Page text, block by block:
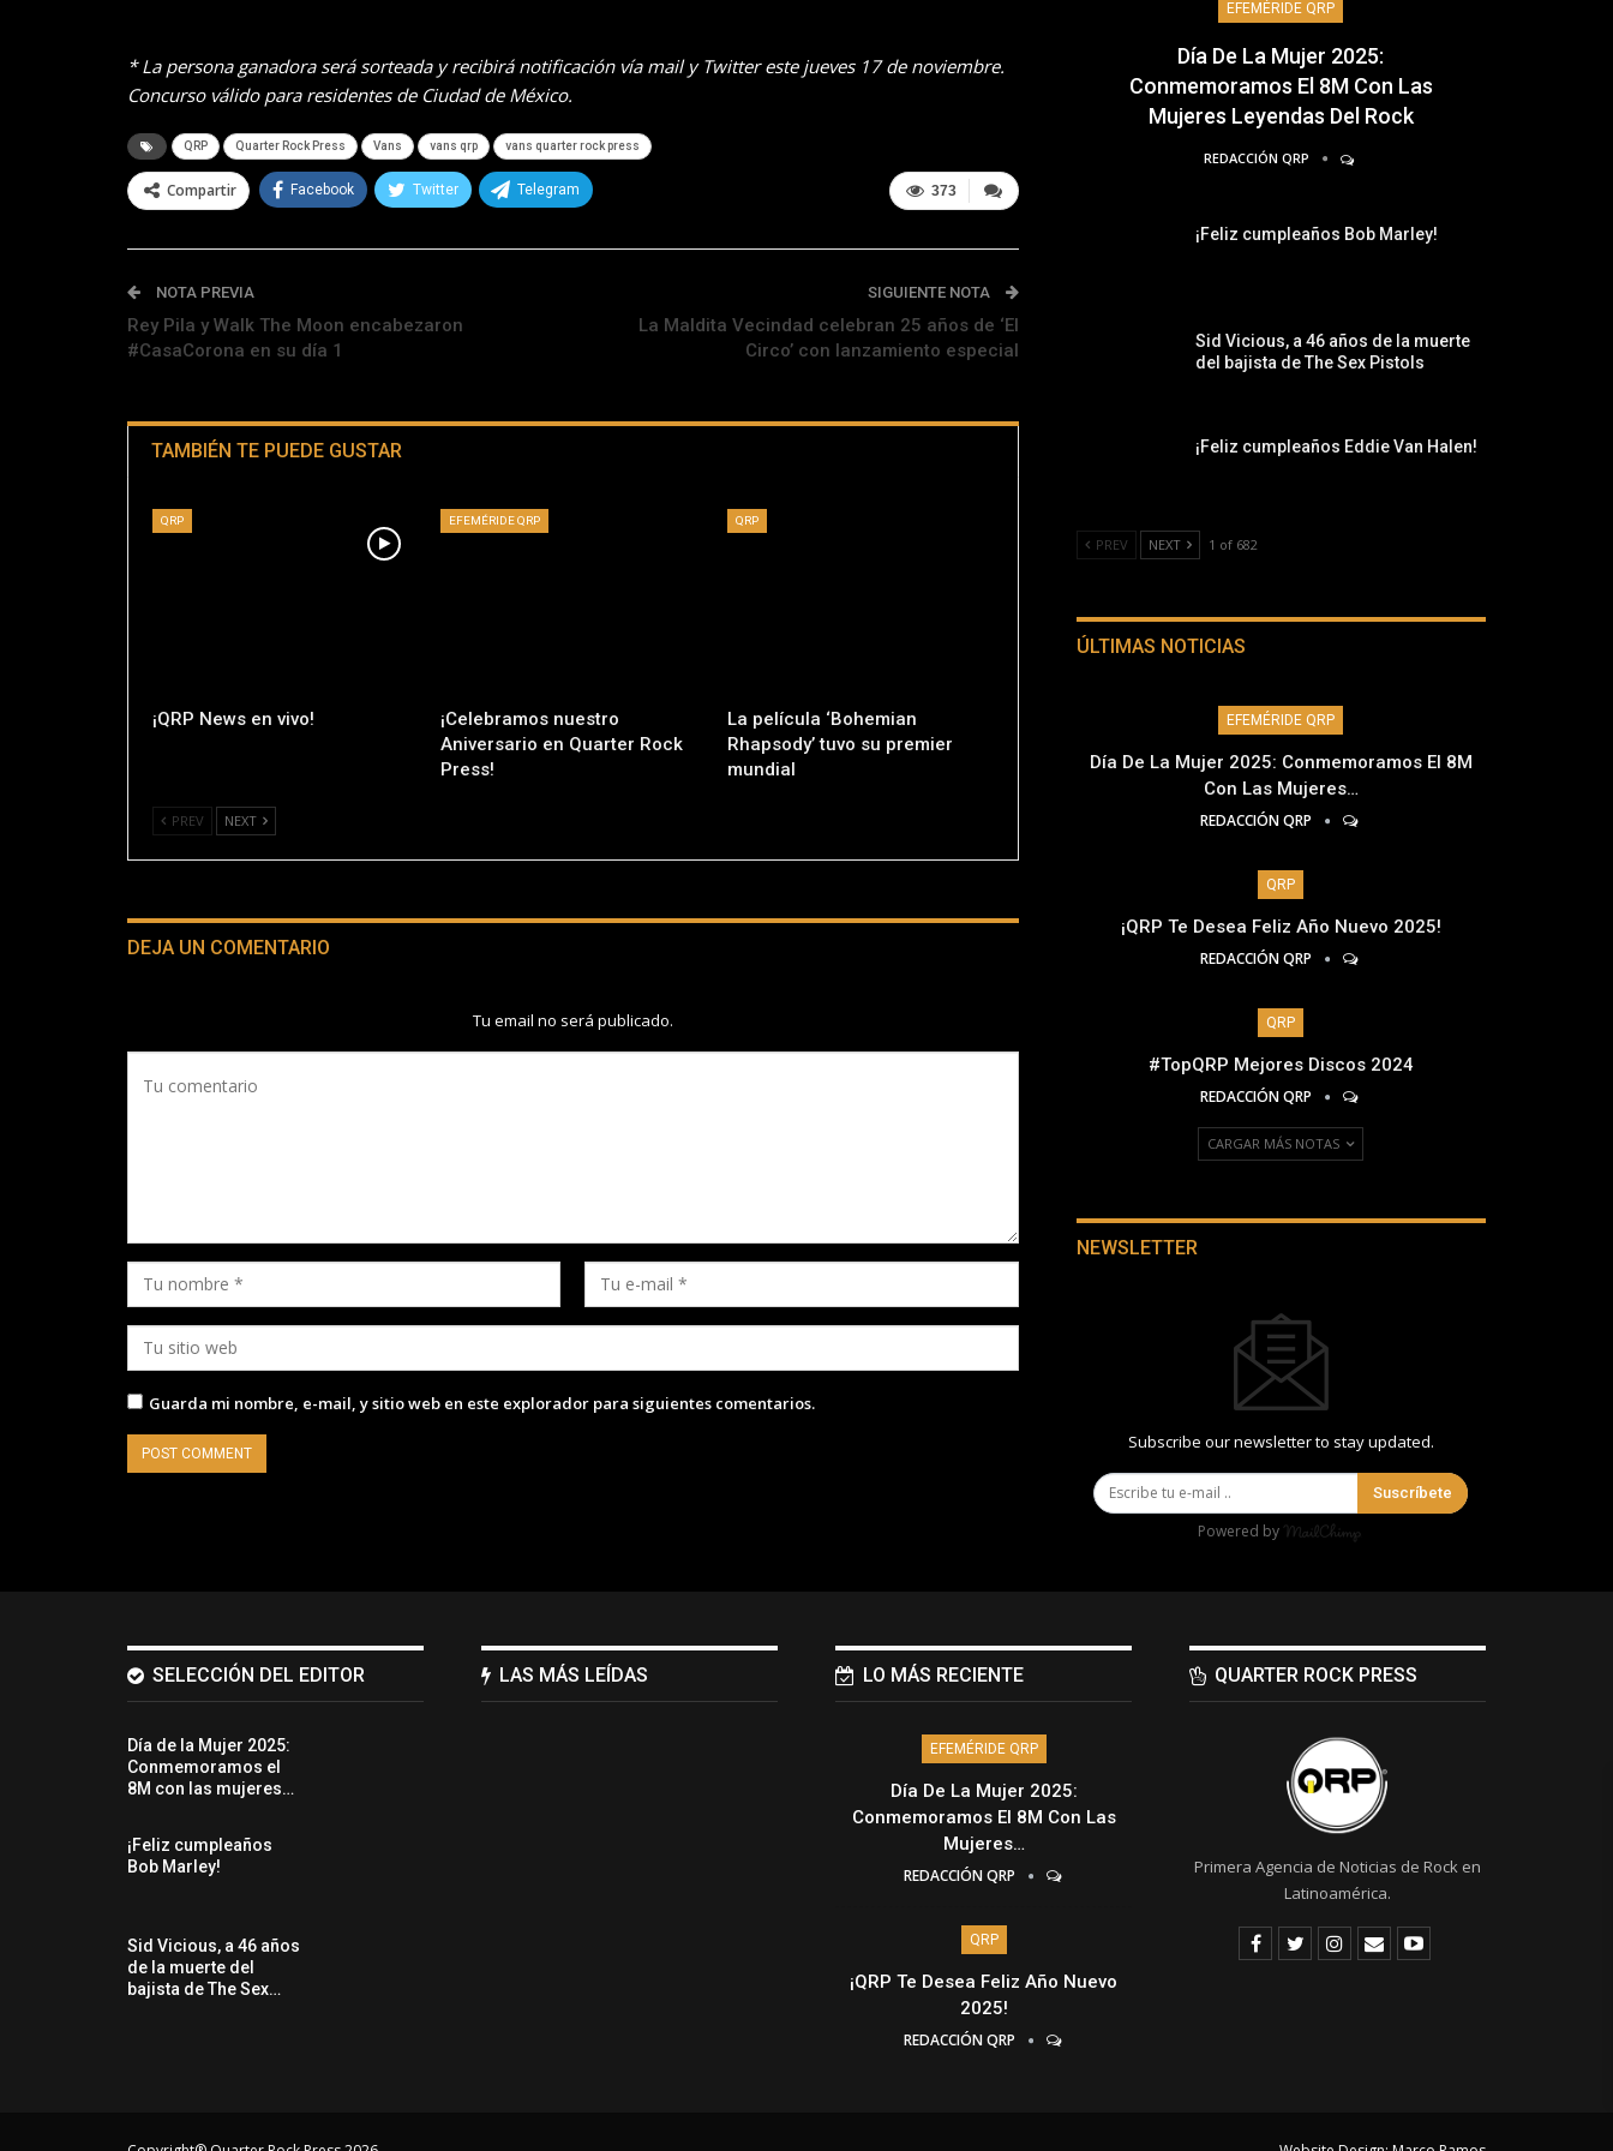
* La persona ganadora será sorteada y recibirá notificación vía mail y Twitter este jueves 17 de noviembre.
Concurso válido para residentes de Ciudad de México.
QRP Quarter Rock Press Vans vans qrp vans quarter rock press
373
Compartir Facebook Twitter Telegram
NOTA PREVIA
Rey Pila y Walk The Moon encabezaron
#CasaCorona en su día 1
SIGUIENTE NOTA
La Maldita Vecindad celebran 25 años de ‘El
Circo’ con lanzamiento especial
TAMBIÉN TE PUEDE GUSTAR
QRP
¡QRP News en vivo!
EFEMÉRIDE QRP
¡Celebramos nuestro
Aniversario en Quarter Rock
Press!
QRP
La película ‘Bohemian
Rhapsody’ tuvo su premier
mundial
PREV NEXT
DEJA UN COMENTARIO
Tu email no será publicado.
Guarda mi nombre, e-mail, y sitio web en este explorador para siguientes comentarios.
EFEMÉRIDE QRP
Día De La Mujer 2025:
Conmemoramos El 8M Con Las
Mujeres Leyendas Del Rock
REDACCIÓN QRP
¡Feliz cumpleaños Bob Marley!
Sid Vicious, a 46 años de la muerte
del bajista de The Sex Pistols
¡Feliz cumpleaños Eddie Van Halen!
PREV NEXT 1 of 682
ÚLTIMAS NOTICIAS
EFEMÉRIDE QRP
Día De La Mujer 2025: Conmemoramos El 8M
Con Las Mujeres…
REDACCIÓN QRP
QRP
¡QRP Te Desea Feliz Año Nuevo 2025!
REDACCIÓN QRP
QRP
#TopQRP Mejores Discos 2024
REDACCIÓN QRP
CARGAR MÁS NOTAS
NEWSLETTER
Subscribe our newsletter to stay updated.
Suscríbete
Powered by
SELECCIÓN DEL EDITOR
Día de la Mujer 2025:
Conmemoramos el
8M con las mujeres…
¡Feliz cumpleaños
Bob Marley!
Sid Vicious, a 46 años
de la muerte del
bajista de The Sex…
LAS MÁS LEÍDAS LO MÁS RECIENTE
EFEMÉRIDE QRP
Día De La Mujer 2025:
Conmemoramos El 8M Con Las
Mujeres…
REDACCIÓN QRP
QRP
¡QRP Te Desea Feliz Año Nuevo
2025!
REDACCIÓN QRP
QUARTER ROCK PRESS
Primera Agencia de Noticias de Rock en
Latinoamérica.